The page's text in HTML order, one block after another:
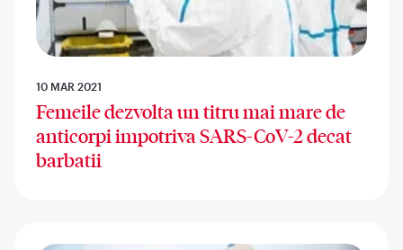
10 MAR 2021
Femeile dezvolta un titru mai mare de
anticorpi impotriva SARS-CoV-2 decat
barbatii